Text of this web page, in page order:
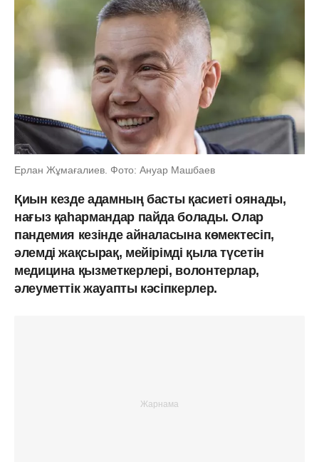
Ерлан Жұмағалиев. Фото: Ануар Машбаев
Қиын кезде адамның басты қасиеті оянады,
нағыз қаһармандар пайда болады. Олар
пандемия кезінде айналасына көмектесіп,
әлемді жақсырақ, мейірімді қыла түсетін
медицина қызметкерлері, волонтерлар,
әлеуметтік жауапты кәсіпкерлер.